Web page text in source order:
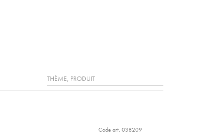
Rechercher
Code art. 038209